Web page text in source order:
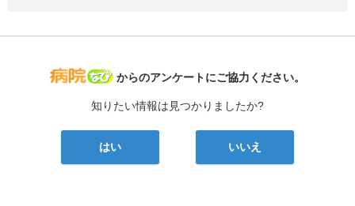
病院なび
からのアンケートにご協力ください。
知りたい情報は見つかりましたか?
はい いいえ